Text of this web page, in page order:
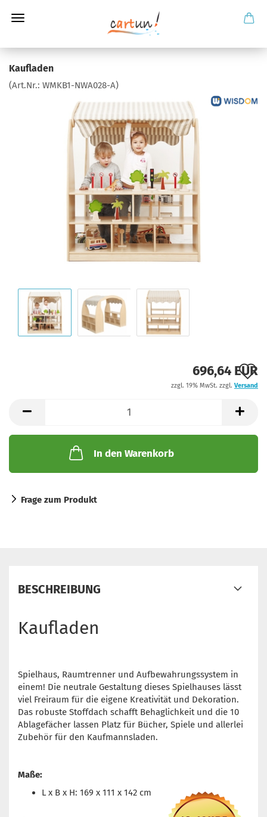
Kaufladen
(Art.Nr.: WMKB1-NWA028-A)
696,64 EUR
zzgl. 19% MwSt. zzgl. Versand
In den Warenkorb
Frage zum Produkt
BESCHREIBUNG
Kaufladen
Spielhaus, Raumtrenner und Aufbewahrungssystem in
einem! Die neutrale Gestaltung dieses Spielhauses lässt
viel Freiraum für die eigene Kreativität und Dekoration.
Das robuste Stoffdach schafft Behaglichkeit und die 10
Ablagefächer lassen Platz für Bücher, Spiele und allerlei
Zubehör für den Kaufmannsladen.
Maße:
L x B x H: 169 x 111 x 142 cm